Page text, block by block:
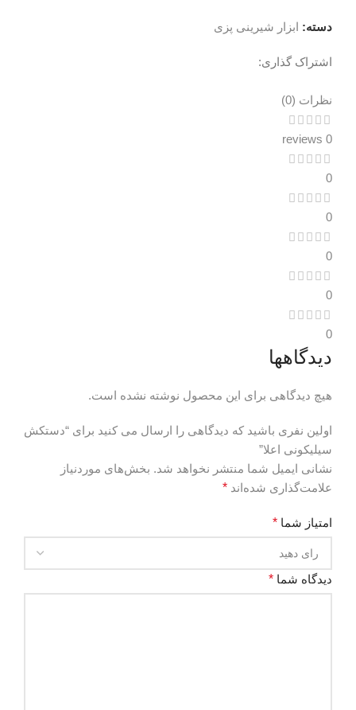
دسته: ابزار شیرینی پزی
اشتراک گذاری:
نظرات (0)
0 reviews
0
0
0
0
0
دیدگاهها
هیچ دیدگاهی برای این محصول نوشته نشده است.
اولین نفری باشید که دیدگاهی را ارسال می کنید برای “دستکش
سیلیکونی اعلا”
نشانی ایمیل شما منتشر نخواهد شد. بخش‌های موردنیاز
علامت‌گذاری شده‌اند *
امتیاز شما *
دیدگاه شما *